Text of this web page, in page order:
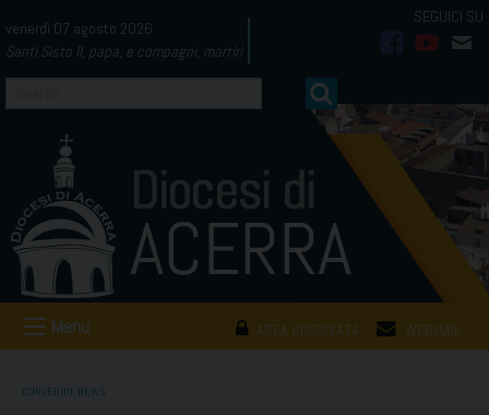
to
content
venerdì 07 agosto 2026
Santi Sisto II, papa, e compagni, martiri
AREA RISERVATA WEBMAIL
Menu
CONVEGNO NEWS